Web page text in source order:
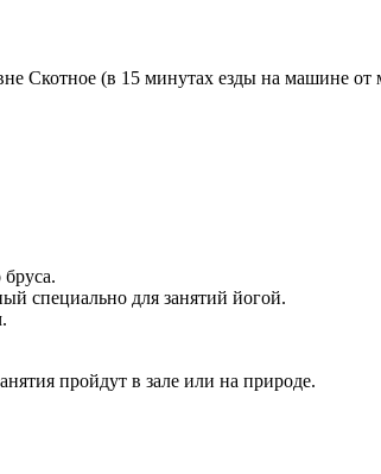
Скотное (в 15 минутах езды на машине
специально для занятий йогой.
пройдут в зале или на природе.